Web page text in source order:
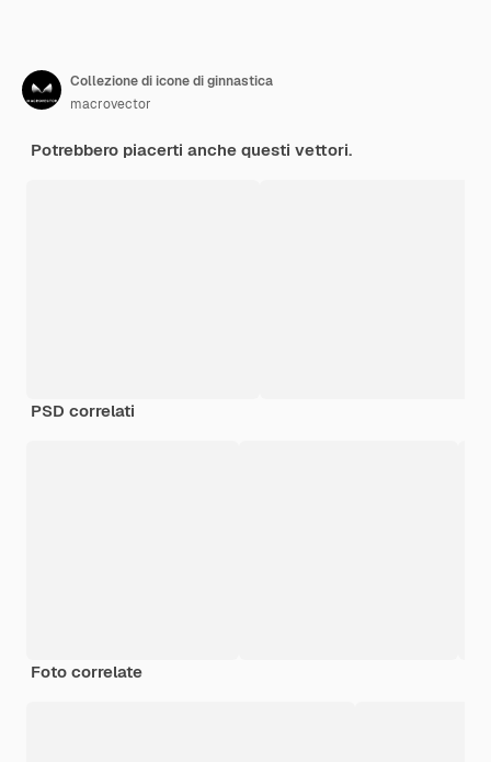
Collezione di icone di ginnastica
macrovector
Potrebbero piacerti anche questi vettori.
PSD correlati
Foto correlate